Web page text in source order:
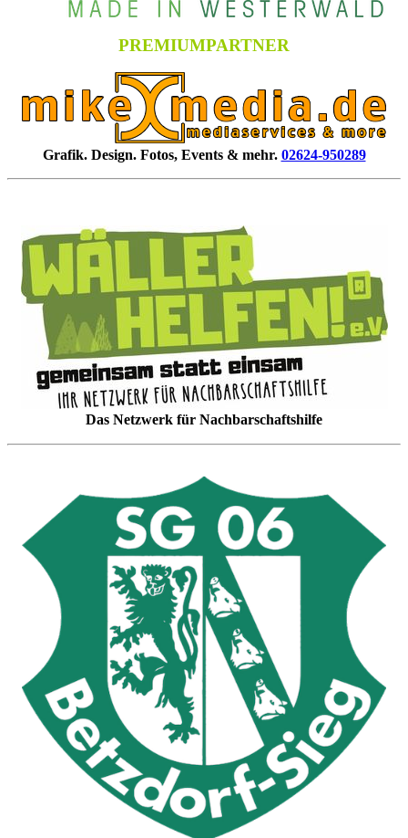
PREMIUMPARTNER
Grafik. Design. Fotos, Events & mehr. 02624-950289
Das Netzwerk für Nachbarschaftshilfe